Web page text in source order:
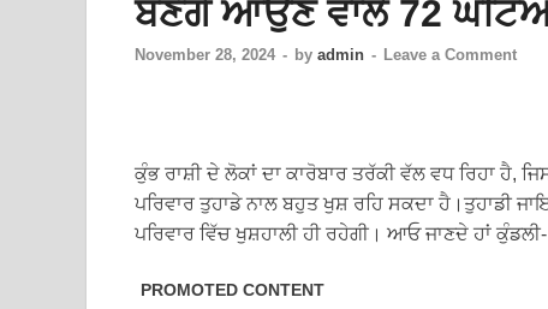
ਬਣੋਗੇ ਆਉਣ ਵਾਲੇ 72
November 28, 2024 - by admin - Leave a Comment
ਕੁੰਭ ਰਾਸ਼ੀ ਦੇ ਲੋਕਾਂ ਦਾ ਕਾਰੋਬਾਰ ਤਰੱਕੀ ਵੱਲ ਵਧ ਰਿਹਾ ਹੈ,
ਪਰਿਵਾਰ ਤੁਹਾਡੇ ਨਾਲ ਬਹੁਤ ਖੁਸ਼ ਰਹਿ ਸਕਦਾ ਹੈ।ਤੁਹਾਡੀ
ਪਰਿਵਾਰ ਵਿੱਚ ਖੁਸ਼ਹਾਲੀ ਹੀ ਰਹੇਗੀ। ਆਓ ਜਾਣਦੇ ਹਾਂ ਕੁੰਡਲੀ-